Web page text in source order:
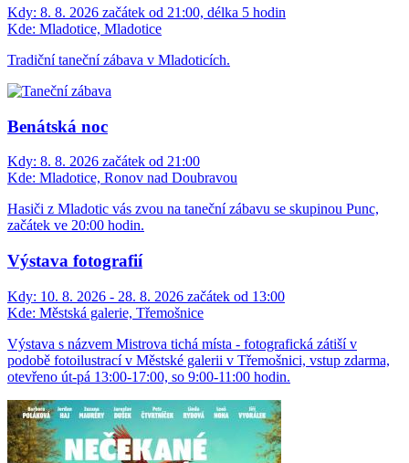
Kdy: 8. 8. 2026 začátek od 21:00, délka 5 hodin
Kde: Mladotice, Mladotice
Tradiční taneční zábava v Mladoticích.
Benátská noc
Kdy: 8. 8. 2026 začátek od 21:00
Kde: Mladotice, Ronov nad Doubravou
Hasiči z Mladotic vás zvou na taneční zábavu se skupinou Punc,
začátek ve 20:00 hodin.
Výstava fotografií
Kdy: 10. 8. 2026 - 28. 8. 2026 začátek od 13:00
Kde: Městská galerie, Třemošnice
Výstava s názvem Mistrova tichá místa - fotografická zátiší v
podobě fotoilustrací v Městské galerii v Třemošnici, vstup zdarma,
otevřeno út-pá 13:00-17:00, so 9:00-11:00 hodin.